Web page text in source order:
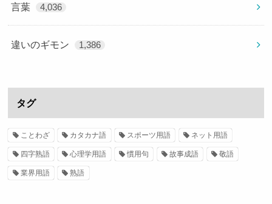
言葉 4,036
違いのギモン 1,386
タグ
ことわざ カタカナ語 スポーツ用語 ネット用語
四字熟語 心理学用語 慣用句 故事成語 敬語
業界用語 熟語